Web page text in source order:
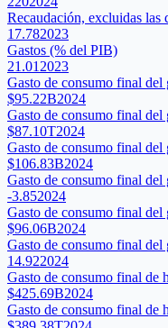
Recaudación, excluidas
17.782023
Gastos (% del PIB)
21.01 2023
Gasto de consumo final
$95.22B2024
Gasto de consumo final
$87.10T2024
Gasto de consumo final
$106.83B2024
Gasto de consumo final
-3.852024
Gasto de consumo final
$96.06B2024
Gasto de consumo final
14.922024
Gasto de consumo final de
$425.69B2024
Gasto de consumo final de